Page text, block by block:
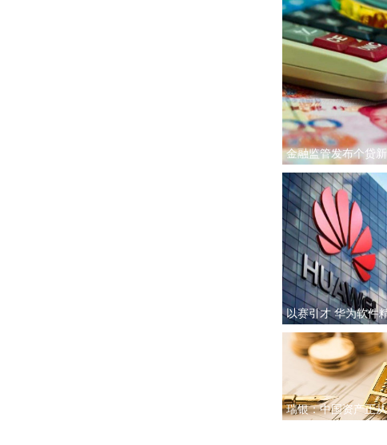
李明、李红雨提
易方式回购股份
公司注册资本。
（含），不超过
2026-08-06 22:12:42
据“浙江发布”，8
防御应对13号台
省面上防台工作
报预警，做到“早
化预报，健全预
有序启动响应，
活“1833”联合指
判与信息报送流
洞、无死角、无
患；要聚焦小流
安全，做到“早动
设施与薄弱海塘
户、不落一人”，
移；要强化应急
置各类抢险救援
充实海上救援力
金融监管发布个贷
以赛引才 华为软件
战赛开启
瑞银：中国资产正